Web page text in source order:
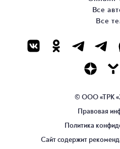
Все
Все
© ООО «ТРК
Правовая
Политика
Сайт содержит